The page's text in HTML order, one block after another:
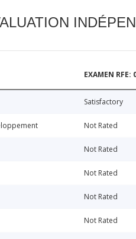
EXAMEN RFE:
Satisfactory
Not Rated
Not Rated
Not Rated
Not Rated
Not Rated